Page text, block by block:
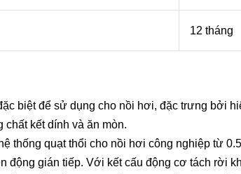
12 tháng
biệt để sử dụng cho nồi hơi, đặc trưng bởi
chất kết dính và ăn mòn.
thống quạt thổi cho nồi hơi công nghiệp từ
động gián tiếp. Với kết cấu động cơ tách rời